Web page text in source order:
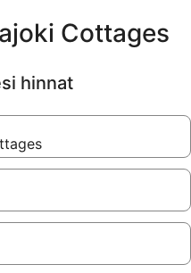
Cottages
hinnat